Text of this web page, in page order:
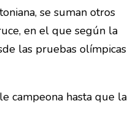
se suman otros
en el que según la
las pruebas olímpicas
campeona hasta que la